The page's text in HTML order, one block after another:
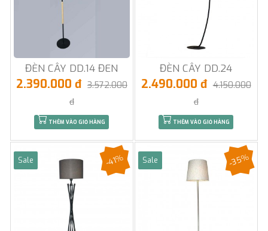
ĐÈN CÂY DD.14 ĐEN
2.390.000 đ 3.572.000
đ
THÊM VÀO GIỎ HÀNG
ĐÈN CÂY DD.24
2.490.000 đ 4.150.000
đ
THÊM VÀO GIỎ HÀNG
Sale -41% Sale -35%